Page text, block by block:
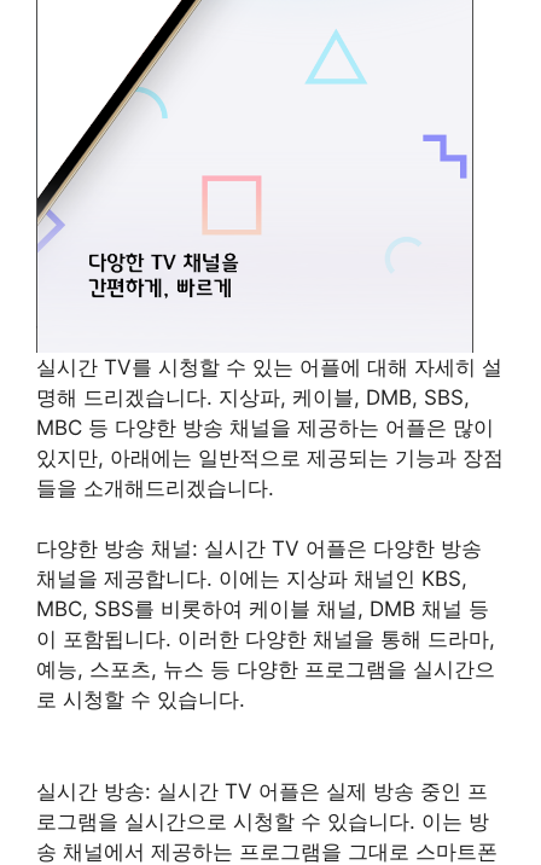
실시간 TV를 시청할 수 있는 어플에 대해 자세히 설
명해 드리겠습니다. 지상파, 케이블, DMB, SBS,
MBC 등 다양한 방송 채널을 제공하는 어플은 많이
있지만, 아래에는 일반적으로 제공되는 기능과 장점
들을 소개해드리겠습니다.
다양한 방송 채널: 실시간 TV 어플은 다양한 방송
채널을 제공합니다. 이에는 지상파 채널인 KBS,
MBC, SBS를 비롯하여 케이블 채널, DMB 채널 등
이 포함됩니다. 이러한 다양한 채널을 통해 드라마,
예능, 스포츠, 뉴스 등 다양한 프로그램을 실시간으
로 시청할 수 있습니다.
실시간 방송: 실시간 TV 어플은 실제 방송 중인 프
로그램을 실시간으로 시청할 수 있습니다. 이는 방
송 채널에서 제공하는 프로그램을 그대로 스마트폰